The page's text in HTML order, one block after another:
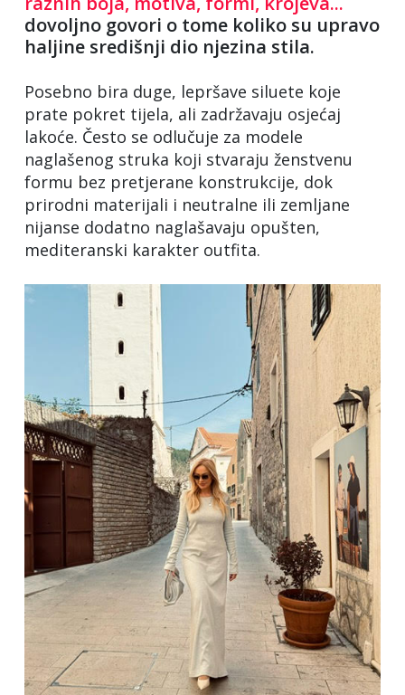
dovoljno govori o tome koliko su upravo
haljine središnji dio njezina stila.
Posebno bira duge, lepršave siluete koje
prate pokret tijela, ali zadržavaju osjećaj
lakoće. Često se odlučuje za modele
naglašenog struka koji stvaraju ženstvenu
formu bez pretjerane konstrukcije, dok
prirodni materijali i neutralne ili zemljane
nijanse dodatno naglašavaju opušten,
mediteranski karakter outfita.